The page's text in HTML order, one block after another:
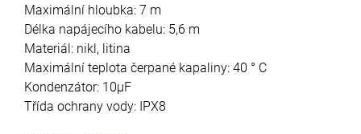
Maximální hloubka: 7 m
Délka napájecího kabelu: 5,6 m
Materiál: nikl, litina
Maximální teplota čerpané kapaliny: 40 ° C
Kondenzátor: 10μF
Třída ochrany vody: IPX8